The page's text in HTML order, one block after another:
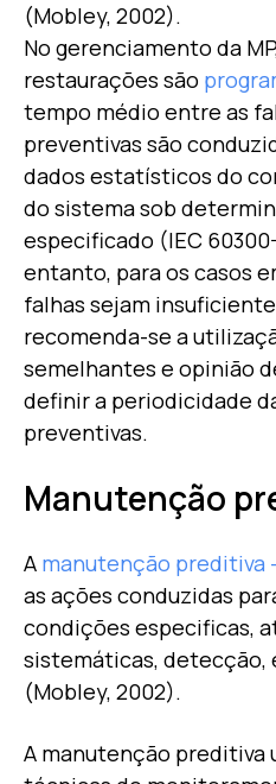
(Mobley, 2002).
No gerenciamento da
restaurações são
tempo médio entre as
preventivas são
dados estatísticos do
do sistema sob
especificado (IEC
entanto, para os casos
falhas sejam
recomenda-se a
semelhantes e opinião
definir a periodicidade
preventivas.
Manutenção
A manutenção preditiva
as ações conduzidas
condições especificas,
sistemáticas, detecção,
(Mobley, 2002).
A manutenção preditiva